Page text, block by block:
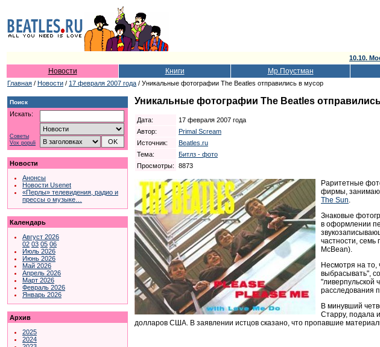
10.10.
Новости Книги Мр.Поустман
Главная / Новости / 17 февраля 2007 года / Уникальные фотографии The Beatles отправились в мусор
Поиск
Искать:
Советы
Vox populi
Новости
Анонсы
Новости Usenet
«Перлы» телевидения, радио и
прессы о музыке…
Календарь
Август 2026
02 03 05 06
Июль 2026
Июнь 2026
Май 2026
Апрель 2026
Март 2026
Февраль 2026
Январь 2026
Архив
2025
2024
Уникальные фотографии The Beatles
Дата:
17 февраля 2007 года
Автор:
Primal Scream
Источник:
Beatles.ru
Тема:
Битлз - фото
Просмотры:
8873
Раритетные
фирмы,
The Sun
Знаковые
в оформлении
частности, семь
McBean).
Несмотря на то,
выбрасывать",
"ливерпульской
расследования
В минувший
Старру, подала
долларов США. В заявлении истцов сказано, что пропавшие